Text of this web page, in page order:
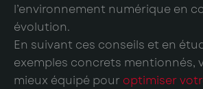
l’environnement numérique en
évolution.
En suivant ces conseils et en
exemples concrets mentionnés,
mieux équipé pour optimiser